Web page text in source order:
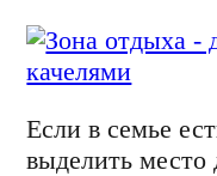
Если в семье
выделить